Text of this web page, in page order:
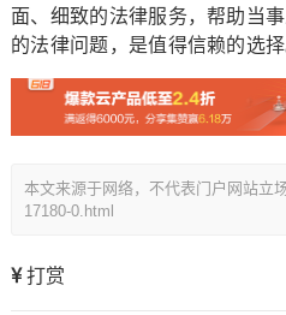
面、细致的法律服务，帮助当
的法律问题，是值得信赖的选择
本文来源于网络，不代表门户网站立
17180-0.html
打赏